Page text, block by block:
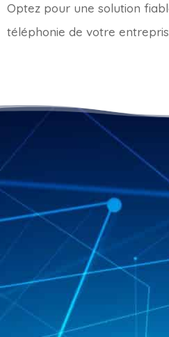
Optez pour une solution
téléphonie de votre

Pourquoi faire
pour mettre en
téléphonie fixe et